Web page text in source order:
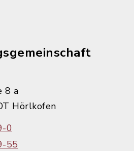
8 a
Hörlkofen
0
55